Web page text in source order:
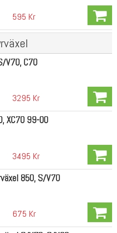
595 Kr
V70, C70
3295 Kr
XC70 99-00
3495 Kr
850, S/V70
675 Kr